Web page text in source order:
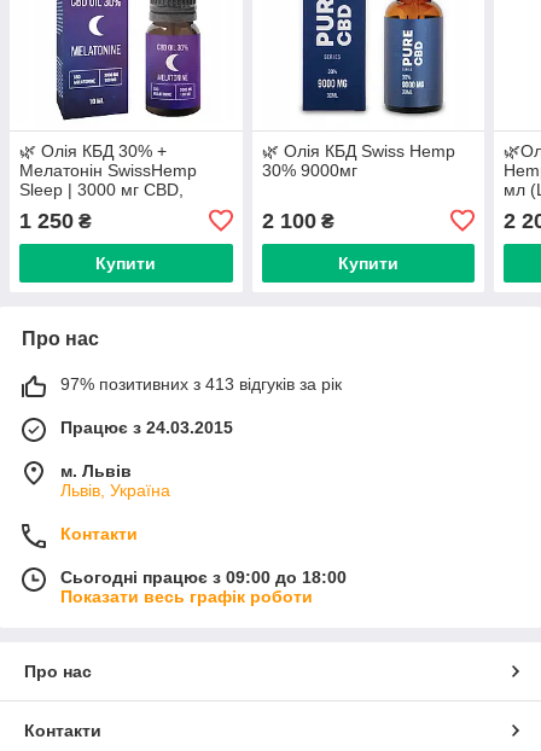
🌿 Олія КБД 30% +
Мелатонін SwissHemp
Sleep | 3000 мг CBD,
формула для сну, 10 мл
(Швейцарія)
1 250 ₴
Купити
🌿 Олія КБД Swiss Hemp
30% 9000мг
2 100₴
Купити
мл
2
Про нас
97% позитивних з 413 відгуків за рік
Працює з 24.03.2015
м. Львів
Львів, Україна
Контакти
Сьогодні працює з 09:00 до 18:00
Показати весь графік роботи
Про нас
Контакти